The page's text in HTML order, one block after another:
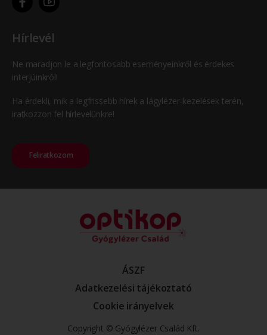
Hírlevél
Ne maradjon le a legfontosabb eseményeinkről és érdekes
interjúinkról!
Ha érdekli, mik a legfrissebb hírek a lágylézer-kezelések terén,
iratkozzon fel hírlevelünkre!
Feliratkozom
ÁSZF
Adatkezelési tájékoztató
Cookie irányelvek
Copyright © Gyógylézer Család Kft.